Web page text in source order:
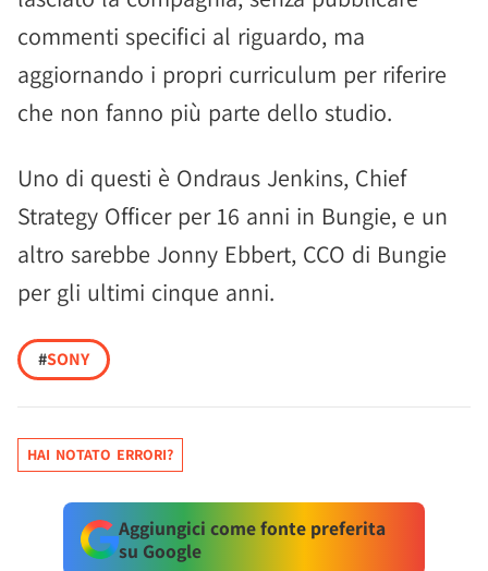
commenti specifici al riguardo, ma
aggiornando i propri curriculum per riferire
che non fanno più parte dello studio.
Uno di questi è Ondraus Jenkins, Chief
Strategy Officer per 16 anni in Bungie, e un
altro sarebbe Jonny Ebbert, CCO di Bungie
per gli ultimi cinque anni.
#SONY
HAI NOTATO ERRORI?
Aggiungici come fonte preferita
su Google